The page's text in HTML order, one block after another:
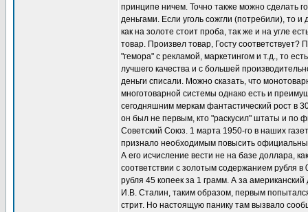
принципе ничем. Точно также можно сделать
деньгами. Если уголь сожгли (потребили), то
как на золоте стоит проба, так же и на угле
товар. Произвел товар, Госту
"гемора" с рекламой, маркетингом и т.д., то
лучшего качества и с большей
деньги списали. Можно сказать, что
многотоварной системы однако есть и
сегодняшним меркам фантастический рост в
он был не первым, кто "раскусил" штаты и по
Советский Союз. 1 марта 1950-го в наших
признало необходимым повысить
А его исчисление вести не на базе доллара,
соответствии с золотым содержанием рубля
рубля 45 копеек за 1 грамм. А за
И.В. Сталин, таким образом, первым
стрит. Но настоящую панику там вызвало